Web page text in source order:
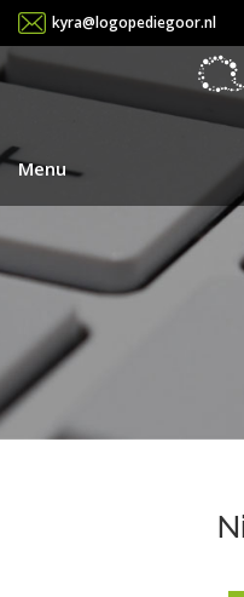
kyra@logopediegoor.nl
Menu